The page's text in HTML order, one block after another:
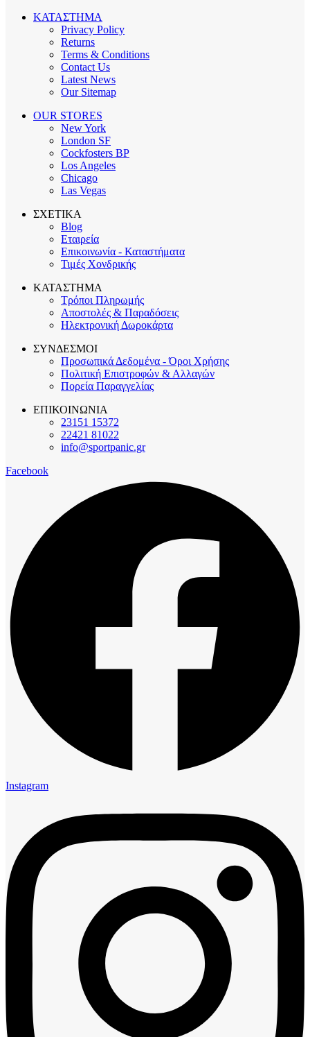
ΚΑΤΑΣΤΗΜΑ
Privacy Policy
Returns
Terms & Conditions
Contact Us
Latest News
Our Sitemap
OUR STORES
New York
London SF
Cockfosters BP
Los Angeles
Chicago
Las Vegas
ΣΧΕΤΙΚΑ
Blog
Εταιρεία
Επικοινωνία - Καταστήματα
Τιμές Χονδρικής
ΚΑΤΑΣΤΗΜΑ
Τρόποι Πληρωμής
Αποστολές & Παραδόσεις
Ηλεκτρονική Δωροκάρτα
ΣΥΝΔΕΣΜΟΙ
Προσωπικά Δεδομένα - Όροι Χρήσης
Πολιτική Επιστροφών & Αλλαγών
Πορεία Παραγγελίας
ΕΠΙΚΟΙΝΩΝΙΑ
23151 15372
22421 81022
info@sportpanic.gr
Facebook
Instagram